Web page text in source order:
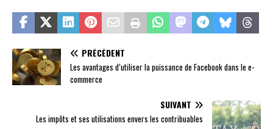
PRÉCÉDENT
Les avantages d’utiliser la puissance de Facebook dans le e-
commerce
SUIVANT
Les impôts et ses utilisations envers les contribuables